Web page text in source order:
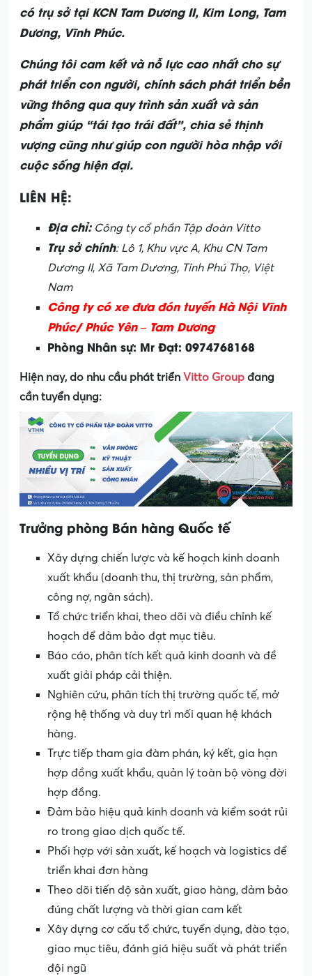
có trụ sở tại KCN Tam Dương II, Kim Long, Tam
Dương, Vĩnh Phúc.
Chúng tôi cam kết và nỗ lực cao nhất cho sự
phát triển con người, chính sách phát triển bền
vững thông qua quy trình sản xuất và sản
phẩm giúp “tái tạo trái đất”, chia sẻ thịnh
vượng cũng như giúp con người hòa nhập với
cuộc sống hiện đại.
LIÊN HỆ:
Địa chỉ:Công ty cổ phần Tập đoàn Vitto
Trụ sở chính: Lô 1, Khu vực A, Khu CN Tam
Dương II, Xã Tam Dương, Tỉnh Phú Thọ, Việt
Nam
Công ty có xe đưa đón tuyến Hà Nội Vĩnh
Phúc/ Phúc Yên – Tam Dương
Phòng Nhân sự: Mr Đạt: 0974768168
Hiện nay, do nhu cầu phát triển Vitto Group đang
cần tuyển dụng:
Trưởng phòng Bán hàng Quốc tế
Xây dựng chiến lược và kế hoạch kinh doanh
xuất khẩu (doanh thu, thị trường, sản phẩm,
công nợ, ngân sách).
Tổ chức triển khai, theo dõi và điều chỉnh kế
hoạch để đảm bảo đạt mục tiêu.
Báo cáo, phân tích kết quả kinh doanh và đề
xuất giải pháp cải thiện.
Nghiên cứu, phân tích thị trường quốc tế, mở
rộng hệ thống và duy trì mối quan hệ khách
hàng.
Trực tiếp tham gia đàm phán, ký kết, gia hạn
hợp đồng xuất khẩu, quản lý toàn bộ vòng đời
hợp đồng.
Đảm bảo hiệu quả kinh doanh và kiểm soát rủi
ro trong giao dịch quốc tế.
Phối hợp với sản xuất, kế hoạch và logistics để
triển khai đơn hàng
Theo dõi tiến độ sản xuất, giao hàng, đảm bảo
đúng chất lượng và thời gian cam kết
Xây dựng cơ cấu tổ chức, tuyển dụng, đào tạo,
giao mục tiêu, đánh giá hiệu suất và phát triển
đội ngũ